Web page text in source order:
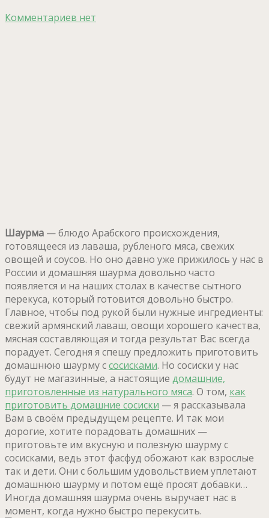
Комментариев нет
Шаурма — блюдо Арабского происхождения,
готовящееся из лаваша, рубленого мяса, свежих
овощей и соусов. Но оно давно уже прижилось у нас в
России и домашняя шаурма довольно часто
появляется и на наших столах в качестве сытного
перекуса, который готовится довольно быстро.
Главное, чтобы под рукой были нужные ингредиенты:
свежий армянский лаваш, овощи хорошего качества,
мясная составляющая и тогда результат Вас всегда
порадует. Сегодня я спешу предложить приготовить
домашнюю шаурму ссосисками. Но сосиски у нас
будут не магазинные, а настоящие домашние,
приготовленные из натурального мяса. О том, как
приготовить домашние сосиски — я рассказывала
Вам в своём предыдущем рецепте. И так мои
дорогие, хотите порадовать домашних —
приготовьте им вкусную и полезную шаурму с
сосисками, ведь этот фасфуд обожают как взрослые
так и дети. Они с большим удовольствием уплетают
домашнюю шаурму и потом ещё просят добавки…
Иногда домашняя шаурма очень выручает нас в
момент, когда нужно быстро перекусить.